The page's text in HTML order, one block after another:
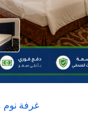
غرفة نوم